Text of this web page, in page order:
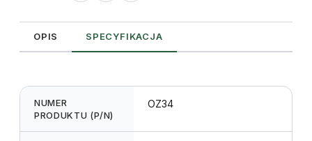
OPIS SPECYFIKACJA
NUMER
PRODUKTU (P/N)
OZ34